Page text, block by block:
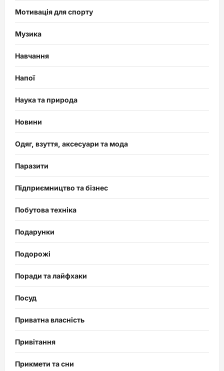
Мотивація для спорту
Музика
Навчання
Напої
Наука та природа
Новини
Одяг, взуття, аксесуари та мода
Паразити
Підприємництво та бізнес
Побутова техніка
Подарунки
Подорожі
Поради та лайфхаки
Посуд
Приватна власність
Привітання
Прикмети та сни